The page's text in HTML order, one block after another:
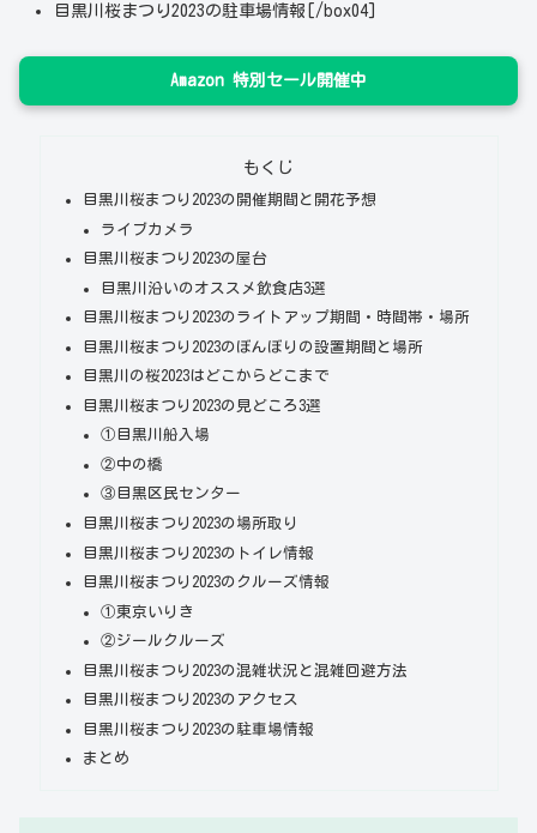
目黒川桜まつり2023の駐車場情報[/box04]
Amazon 特別セール開催中
もくじ
目黒川桜まつり2023の開催期間と開花予想
ライブカメラ
目黒川桜まつり2023の屋台
目黒川沿いのオススメ飲食店3選
目黒川桜まつり2023のライトアップ期間・時間帯・場所
目黒川桜まつり2023のぼんぼりの設置期間と場所
目黒川の桜2023はどこからどこまで
目黒川桜まつり2023の見どころ3選
①目黒川船入場
②中の橋
③目黒区民センター
目黒川桜まつり2023の場所取り
目黒川桜まつり2023のトイレ情報
目黒川桜まつり2023のクルーズ情報
①東京いりき
②ジールクルーズ
目黒川桜まつり2023の混雑状況と混雑回避方法
目黒川桜まつり2023のアクセス
目黒川桜まつり2023の駐車場情報
まとめ